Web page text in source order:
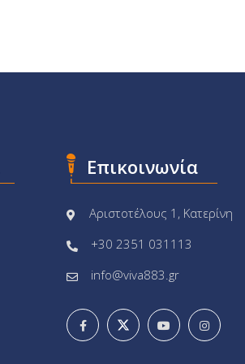
Επικοινωνία
Αριστοτέλους 1, Κατερίνη
+30 2351 031113
info@viva883.gr